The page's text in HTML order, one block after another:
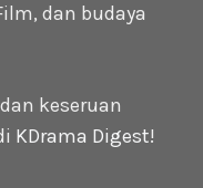
dan budaya
keseruan
KDrama Digest!